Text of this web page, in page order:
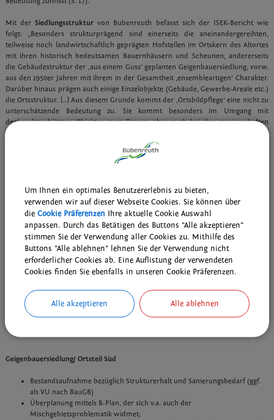
Mit derSiedlungsstruktur von Bubenreuth befasst sich der ISEK-Bericht wie
folgt: „Besonders strukturprägend sind einerseits die aneinan­dergereihten,
teilweise noch landwirtschaftlich geprägten Hofstellen im Ortskern des Altortes
mit ihren historisch bedeutsamen Bauernhäusern und Scheunen, andererseits
die Gebäudestruktur der ,aus einem Guss‘ geplanten Geigenbauersiedlung, vorw.
aus den 1950er Jahren mit ihrem in der Gesamtheit ,ensembleartigen‘ Charakter.
Darüber hinaus prägen auch einige Einzelobjekte (Gebäude, Gewerbe-Areale etc.)
die Ortsstruktur. […] Aus diesem Grunde kommt der ,Ortsbildpflege‘ eine nicht zu
unterschätzende Bedeutung zu. Sie kommt besonders im Umgang mit
denkmalgeschützten Objekten zum Tragen, aber auch bei der gewissenhaften
Abwägung jeder Art von Bebauung im Ort bzw. bei Eingriffen in die Natur und
Um die Struktur der Teilgebiete zu erhalten, empfiehlt der Bericht folgendes
„Ortzentrum Altort/ Ortsteil Nord
Durchführung vorbereitender Untersuchungen nach BauGB
(Voraussetzung für Aufnahme bzw. Verbleib in
Städtebauförderprogramm);
Ggf. förmliche Festsetzung als Sanierungsgebiet, Formulierung der
Sanierungsziele etc.;
Diskussion und Abwägung der Ergebnisse vor dem Hintergrund des
Objekten;
Ggf. Anwendung eines Förderprogramms für sanierungsabschließende
Maßnahmen, darüber hinaus besteht die Möglichkeit der erhöhten
Geigenbauersiedlung/ Ortsteil Süd
Bestandsaufnahme bezüglich Strukturerhalt und Sanierungsbedarf (ggf.
als VU nach BauGB)
Überplanung mittels B-Plan, der sich v.a. auch der
Mischgebietsproblematik widmet;
Um Ihnen ein optimales Benutzererlebnis zu bieten,
verwenden wir auf dieser Webseite Cookies. Sie können über
die Cookie Präferenzen Ihre aktuelle Cookie Auswahl
anpassen. Durch das Betätigen des Buttons "Alle akzeptieren"
stimmen Sie der Verwendung aller Cookies zu. Mithilfe des
Buttons "Alle ablehnen" lehnen Sie der Verwendung nicht
erforderlicher Cookies ab. Eine Auflistung der verwendeten
Cookies finden Sie ebenfalls in unseren Cookie Präferenzen.
Alle akzeptieren Alle ablehnen